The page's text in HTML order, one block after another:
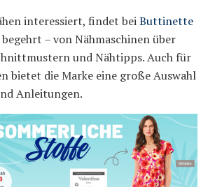
interessiert, findet beiButtinette
begehrt – von Nähmaschinen über
und Nähtipps. Auch für
bietet die Marke eine große Auswahl
Anleitungen.